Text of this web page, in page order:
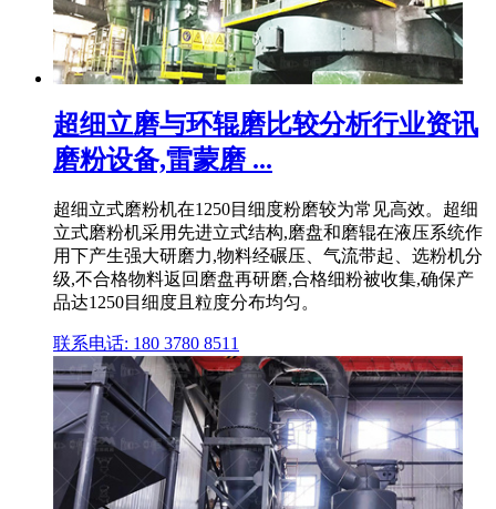
超细立磨与环辊磨比较分析行业资讯
磨粉设备,雷蒙磨 ...
超细立式磨粉机在1250目细度粉磨较为常见高效。超细
立式磨粉机采用先进立式结构,磨盘和磨辊在液压系统作
用下产生强大研磨力,物料经碾压、气流带起、选粉机分
级,不合格物料返回磨盘再研磨,合格细粉被收集,确保产
品达1250目细度且粒度分布均匀。
联系电话: 180 3780 8511